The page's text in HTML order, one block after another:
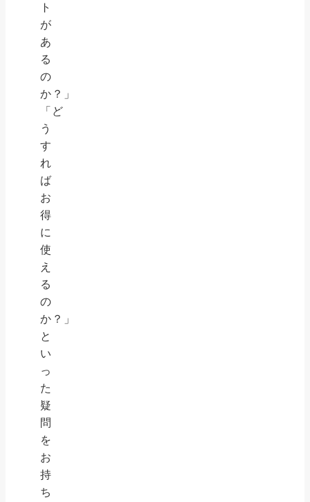
ト
が
あ
る
の
か？」
「ど
う
す
れ
ば
お
得
に
使
え
る
の
か？」
と
い
っ
た
疑
問
を
お
持
ち